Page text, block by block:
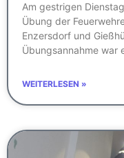
Am gestrigen
Übung der
Enzersdorf und
Übungsannahme war
WEITERLESEN »